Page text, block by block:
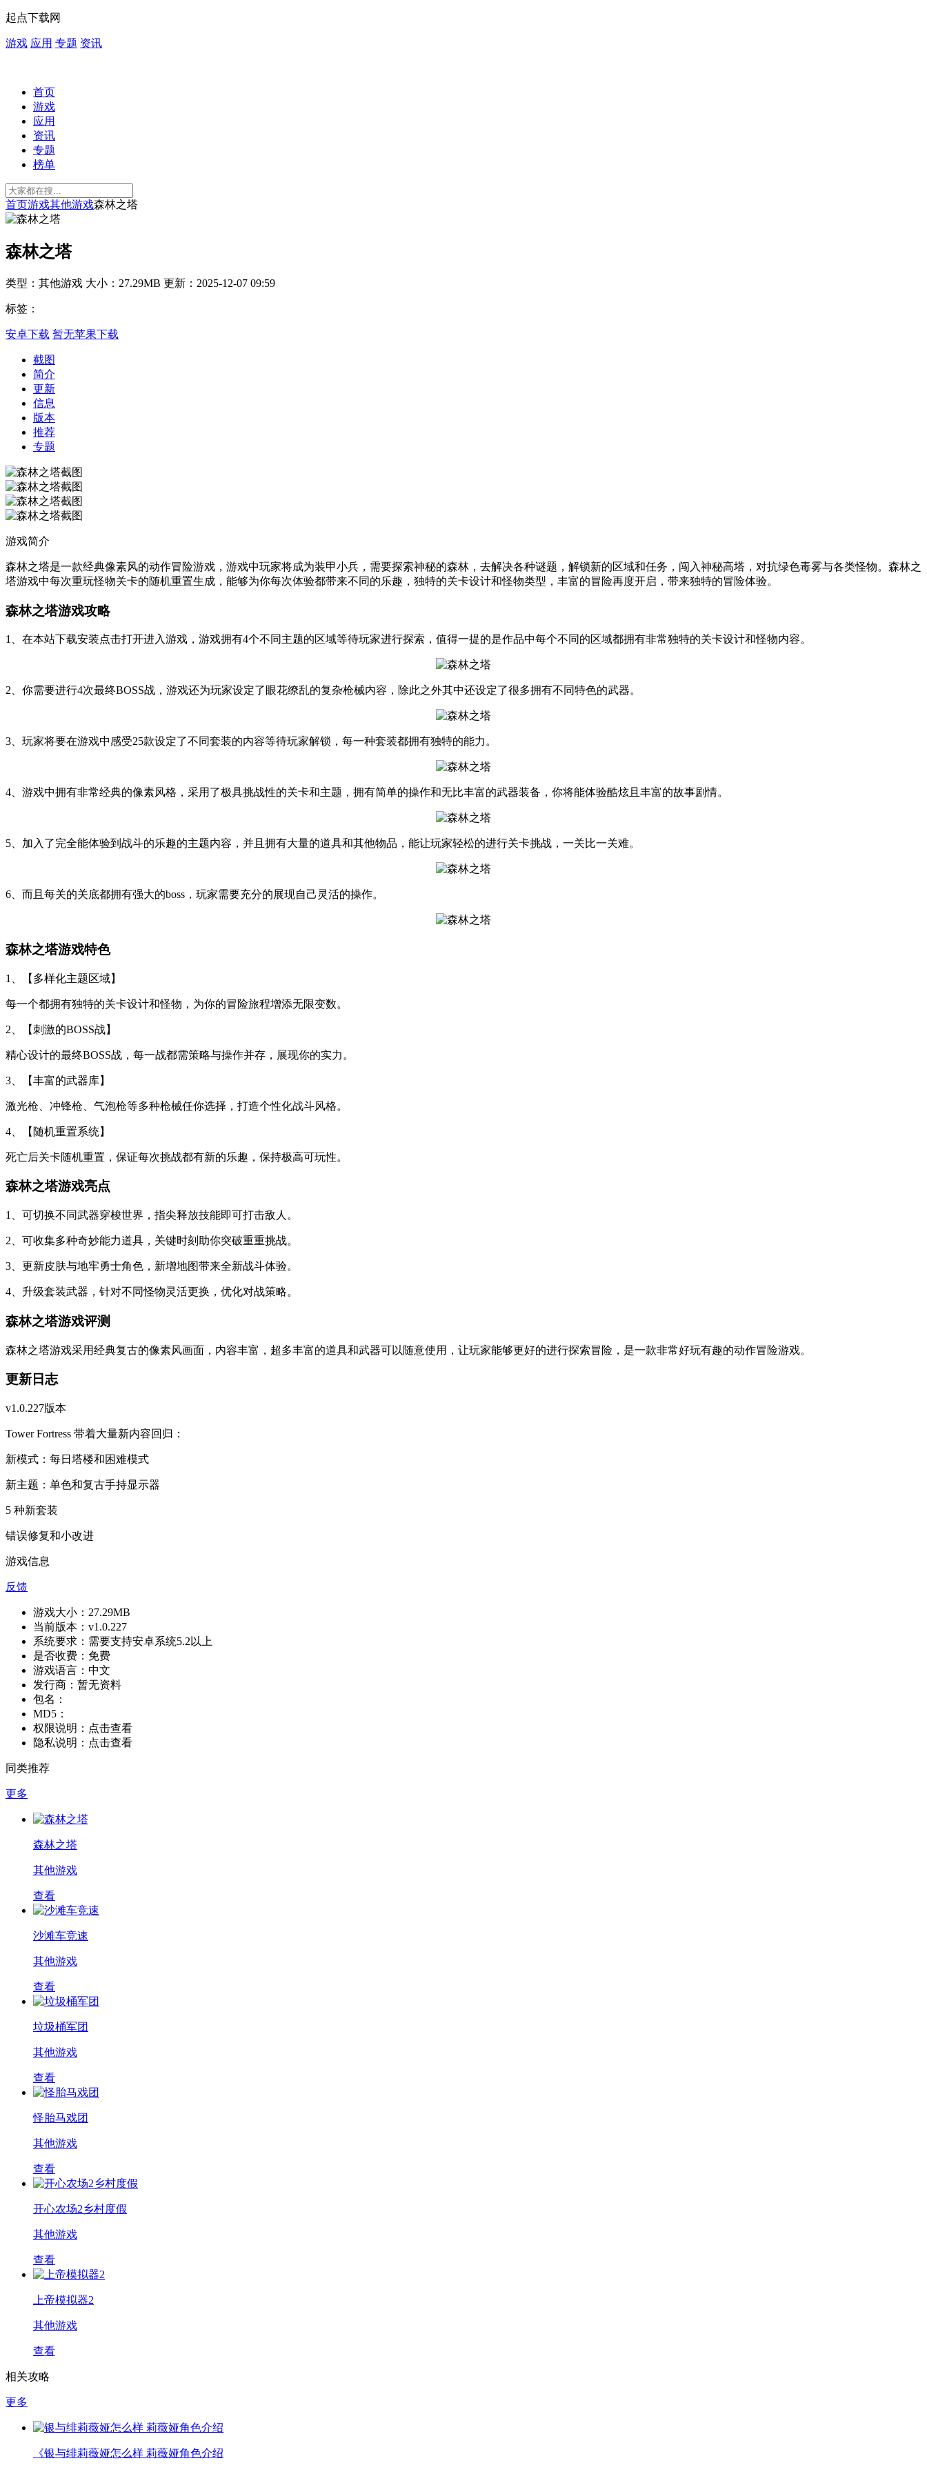
起点下载网
游戏 应用 专题 资讯
首页
游戏
应用
资讯
专题
榜单
首页游戏其他游戏森林之塔
森林之塔
类型：其他游戏 大小：27.29MB 更新：2025-12-07 09:59
标签：
安卓下载 暂无苹果下载
截图
简介
更新
信息
版本
推荐
专题
游戏简介
森林之塔是一款经典像素风的动作冒险游戏，游戏中玩家将成为装甲小兵，需要探索神秘的森林，去解决各种谜题，解锁新的区域和任务，闯入神秘高塔，对抗绿色毒雾与各类怪物。森林之
塔游戏中每次重玩怪物关卡的随机重置生成，能够为你每次体验都带来不同的乐趣，独特的关卡设计和怪物类型，丰富的冒险再度开启，带来独特的冒险体验。
森林之塔游戏攻略
1、在本站下载安装点击打开进入游戏，游戏拥有4个不同主题的区域等待玩家进行探索，值得一提的是作品中每个不同的区域都拥有非常独特的关卡设计和怪物内容。
2、你需要进行4次最终BOSS战，游戏还为玩家设定了眼花缭乱的复杂枪械内容，除此之外其中还设定了很多拥有不同特色的武器。
3、玩家将要在游戏中感受25款设定了不同套装的内容等待玩家解锁，每一种套装都拥有独特的能力。
4、游戏中拥有非常经典的像素风格，采用了极具挑战性的关卡和主题，拥有简单的操作和无比丰富的武器装备，你将能体验酷炫且丰富的故事剧情。
5、加入了完全能体验到战斗的乐趣的主题内容，并且拥有大量的道具和其他物品，能让玩家轻松的进行关卡挑战，一关比一关难。
6、而且每关的关底都拥有强大的boss，玩家需要充分的展现自己灵活的操作。
森林之塔游戏特色
1、【多样化主题区域】
每一个都拥有独特的关卡设计和怪物，为你的冒险旅程增添无限变数。
2、【刺激的BOSS战】
精心设计的最终BOSS战，每一战都需策略与操作并存，展现你的实力。
3、【丰富的武器库】
激光枪、冲锋枪、气泡枪等多种枪械任你选择，打造个性化战斗风格。
4、【随机重置系统】
死亡后关卡随机重置，保证每次挑战都有新的乐趣，保持极高可玩性。
森林之塔游戏亮点
1、可切换不同武器穿梭世界，指尖释放技能即可打击敌人。
2、可收集多种奇妙能力道具，关键时刻助你突破重重挑战。
3、更新皮肤与地牢勇士角色，新增地图带来全新战斗体验。
4、升级套装武器，针对不同怪物灵活更换，优化对战策略。
森林之塔游戏评测
森林之塔游戏采用经典复古的像素风画面，内容丰富，超多丰富的道具和武器可以随意使用，让玩家能够更好的进行探索冒险，是一款非常好玩有趣的动作冒险游戏。
更新日志
v1.0.227版本
Tower Fortress 带着大量新内容回归：
新模式：每日塔楼和困难模式
新主题：单色和复古手持显示器
5 种新套装
错误修复和小改进
游戏信息
反馈
游戏大小： 27.29MB
当前版本： v1.0.227
系统要求： 需要支持安卓系统5.2以上
是否收费： 免费
游戏语言： 中文
发行商： 暂无资料
包名：
MD5：
权限说明： 点击查看
隐私说明： 点击查看
同类推荐
更多
森林之塔
其他游戏
查看
沙滩车竞速
其他游戏
查看
垃圾桶军团
其他游戏
查看
怪胎马戏团
其他游戏
查看
开心农场2乡村度假
其他游戏
查看
上帝模拟器2
其他游戏
查看
相关攻略
更多
《银与绯莉薇娅怎么样 莉薇娅角色介绍